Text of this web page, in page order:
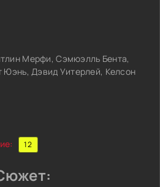
Мерфи, Сэмюэлль Бента,
Юэнь, Дэвид Уитерлей, Келсон
12